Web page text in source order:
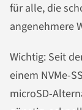
für alle, die
angenehmere
Wichtig: Seit
einem NVMe-
microSD-